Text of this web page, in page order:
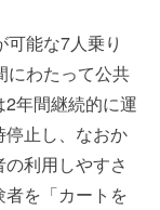
能な7人乗り
にわたって公共
年間継続的に運
止し、なおか
利用しやすさ
を「カートを